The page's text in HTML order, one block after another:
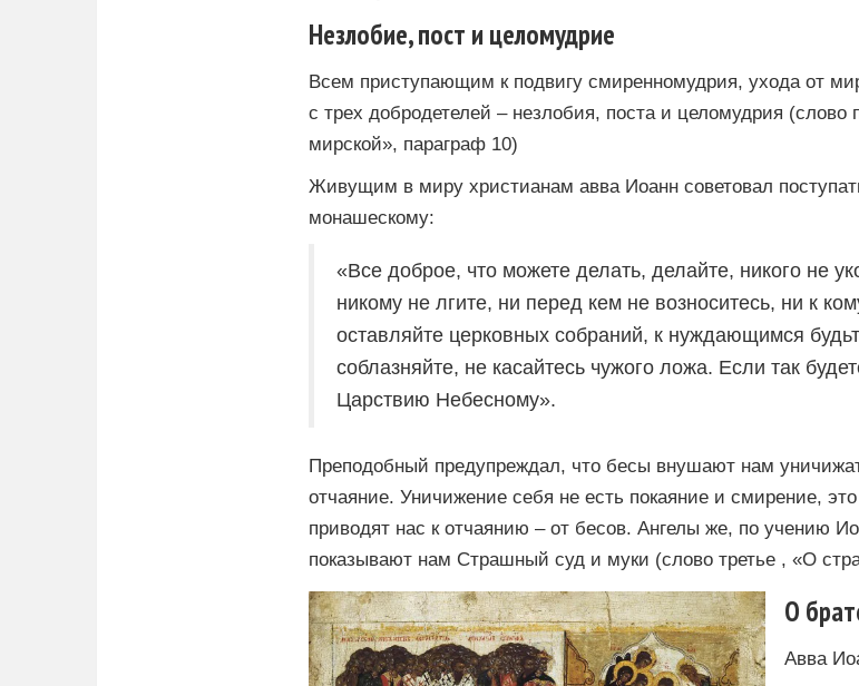
Незлобие, пост и целомудрие
Всем приступающим к подвигу смиренномудрия, ухода от
с трех добродетелей – незлобия, поста и целомудрия
мирской», параграф 10)
Живущим в миру христианам авва Иоанн советовал
монашескому:
«Все доброе, что можете делать, делайте, никого не
никому не лгите, ни перед кем не возноситесь, ни к
оставляйте церковных собраний, к нуждающимся
соблазняйте, не касайтесь чужого ложа. Если так
Царствию Небесному».
Преподобный предупреждал, что бесы внушают нам
отчаяние. Уничижение себя не есть покаяние и смирение,
приводят нас к отчаянию – от бесов. Ангелы же, по учению
показывают нам Страшный суд и муки (слово третье , «О
О
Авва